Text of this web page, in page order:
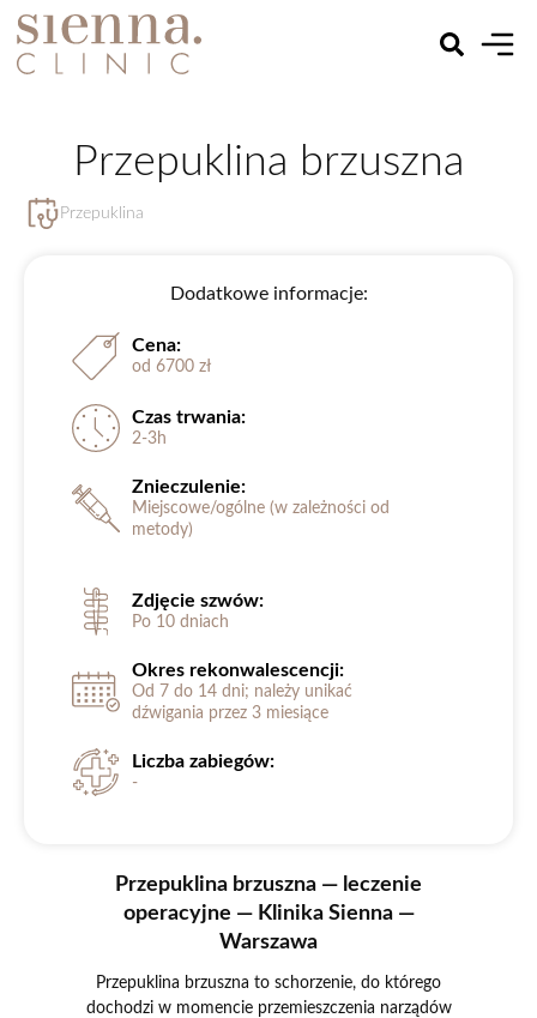
Przepuklina brzuszna
Przepuklina
Dodatkowe informacje:
Cena:
od 6700 zł
Czas trwania:
2-3h
Znieczulenie:
Miejscowe/ogólne (w zależności od
metody)
Zdjęcie szwów:
Po 10 dniach
Okres rekonwalescencji:
Od 7 do 14 dni; należy unikać
dźwigania przez 3 miesiące
Liczba zabiegów:
-
Przepuklina brzuszna — leczenie
operacyjne — Klinika Sienna —
Warszawa
Przepuklina brzuszna to schorzenie, do którego
dochodzi w momencie przemieszczenia narządów